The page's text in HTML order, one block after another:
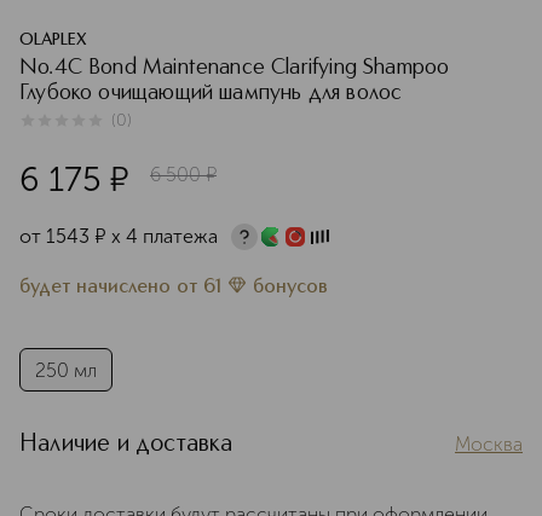
OLAPLEX
No.4C Bond Maintenance Clarifying Shampoo
Глубоко очищающий шампунь для волос
(0)
6 175 ¤ 6 500 ¤
от 1543 ¤ х 4 платежа
будет начислено от 61 бонусов
250 мл
Наличие и доставка Москва